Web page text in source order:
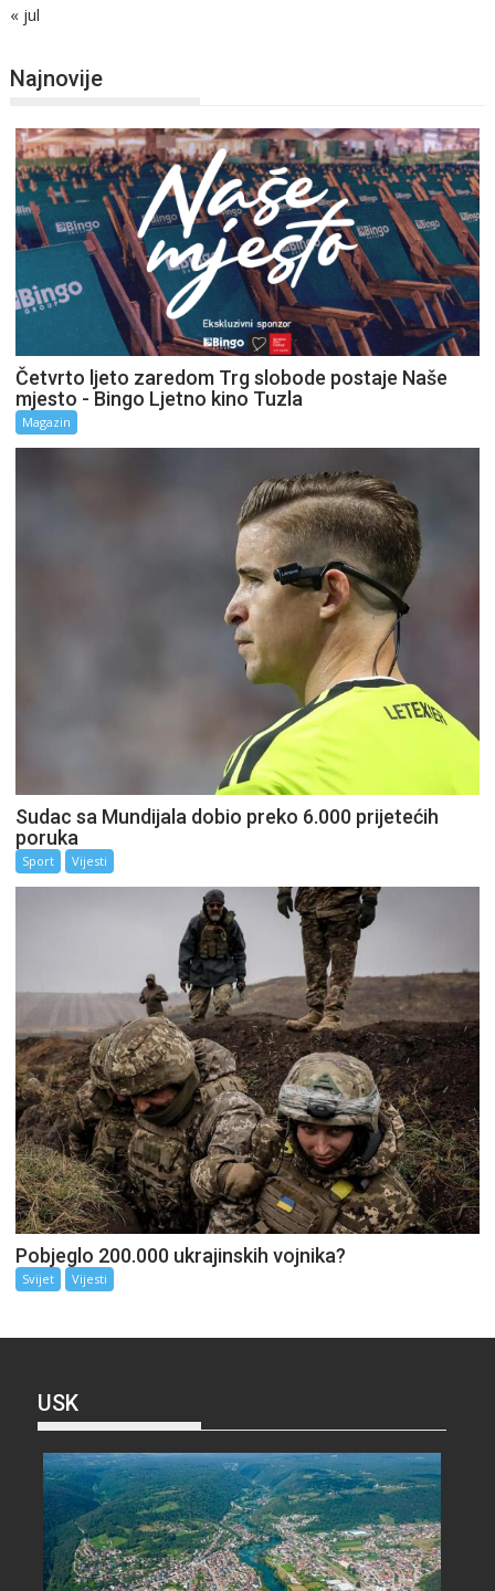
« jul
Najnovije
Četvrto ljeto zaredom Trg slobode postaje Naše
mjesto - Bingo Ljetno kino Tuzla
Magazin
Sudac sa Mundijala dobio preko 6.000 prijetećih
poruka
Sport Vijesti
Pobjeglo 200.000 ukrajinskih vojnika?
Svijet Vijesti
USK